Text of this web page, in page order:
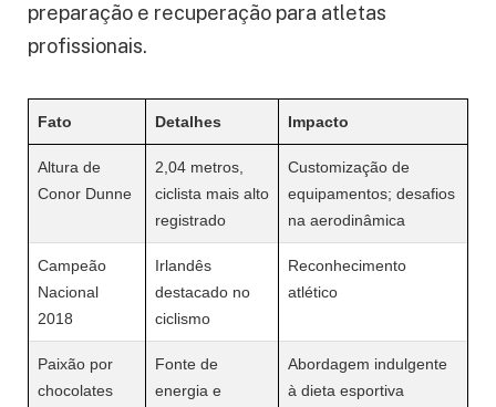
preparação e recuperação para atletas
profissionais.
Fato Detalhes Impacto
Altura de
Conor Dunne
2,04 metros,
ciclista mais alto
registrado
Customização de
equipamentos; desafios
na aerodinâmica
Campeão
Nacional
2018
Irlandês
destacado no
ciclismo
Reconhecimento
atlético
Paixão por
chocolates
Fonte de
energia e
Abordagem indulgente
à dieta esportiva